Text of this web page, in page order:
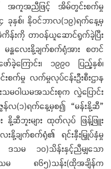
အကူအညီဖြင့် အိမ်တွင်းစက်မှု
ခုနှစ်၊ နိုဝင်ဘာလ(၁၉)ရက်နေ့မှ
န်းကို တာဝန်ယူဆောင်ရွက်ခဲ့ပြီး
န္တလေးနို့ချက်စက်ရုံအား စတင်
ြောင်း၊ ၁၉၉၀ ပြည့်နှစ်၊
က်မှု လက်မှုလုပ်ငန်းဦးစီးဌာန
ဝါယမအသင်းစုက လွှဲပြောင်း
လ(၁)ရက်နေ့မှစ၍ “မန်းနို့ဆီ”
နို့ဆီဘူးများ ထုတ်လုပ် ဖြန့်ဖြူး
လေးနို့ချက်စက်ရုံ၏ ရင်းနှီးမြှုပ်နှံမှု
ဒသမ ၁၀)သိန်းနှင့်ညီမျှသော
မ ၈၆၅)သန်း(ထိုအချိန်က